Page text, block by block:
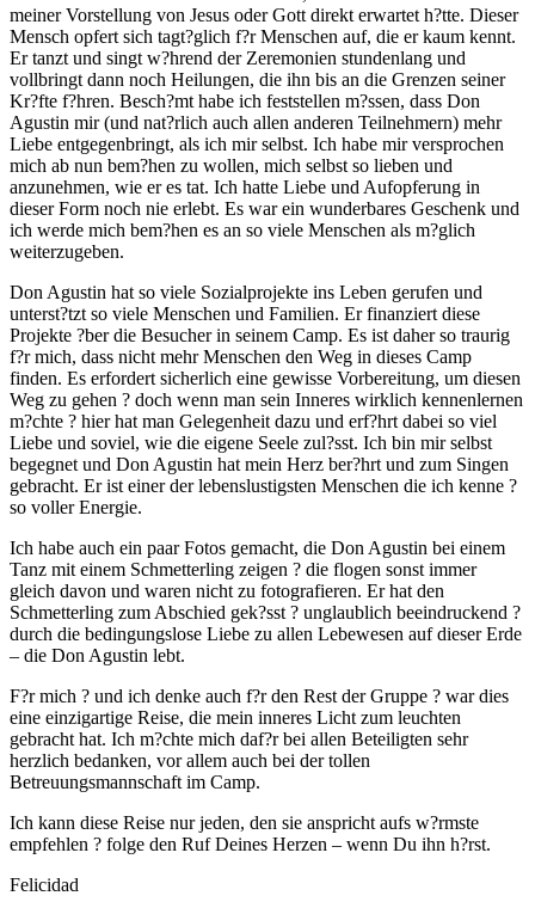
meiner Vorstellung von Jesus oder Gott direkt erwartet h?tte. Dieser
Mensch opfert sich tagt?glich f?r Menschen auf, die er kaum kennt.
Er tanzt und singt w?hrend der Zeremonien stundenlang und
vollbringt dann noch Heilungen, die ihn bis an die Grenzen seiner
Kr?fte f?hren. Besch?mt habe ich feststellen m?ssen, dass Don
Agustin mir (und nat?rlich auch allen anderen Teilnehmern) mehr
Liebe entgegenbringt, als ich mir selbst. Ich habe mir versprochen
mich ab nun bem?hen zu wollen, mich selbst so lieben und
anzunehmen, wie er es tat. Ich hatte Liebe und Aufopferung in
dieser Form noch nie erlebt. Es war ein wunderbares Geschenk und
ich werde mich bem?hen es an so viele Menschen als m?glich
weiterzugeben.
Don Agustin hat so viele Sozialprojekte ins Leben gerufen und
unterst?tzt so viele Menschen und Familien. Er finanziert diese
Projekte ?ber die Besucher in seinem Camp. Es ist daher so traurig
f?r mich, dass nicht mehr Menschen den Weg in dieses Camp
finden. Es erfordert sicherlich eine gewisse Vorbereitung, um diesen
Weg zu gehen ? doch wenn man sein Inneres wirklich kennenlernen
m?chte ? hier hat man Gelegenheit dazu und erf?hrt dabei so viel
Liebe und soviel, wie die eigene Seele zul?sst. Ich bin mir selbst
begegnet und Don Agustin hat mein Herz ber?hrt und zum Singen
gebracht. Er ist einer der lebenslustigsten Menschen die ich kenne ?
so voller Energie.
Ich habe auch ein paar Fotos gemacht, die Don Agustin bei einem
Tanz mit einem Schmetterling zeigen ? die flogen sonst immer
gleich davon und waren nicht zu fotografieren. Er hat den
Schmetterling zum Abschied gek?sst ? unglaublich beeindruckend ?
durch die bedingungslose Liebe zu allen Lebewesen auf dieser Erde
– die Don Agustin lebt.
F?r mich ? und ich denke auch f?r den Rest der Gruppe ? war dies
eine einzigartige Reise, die mein inneres Licht zum leuchten
gebracht hat. Ich m?chte mich daf?r bei allen Beteiligten sehr
herzlich bedanken, vor allem auch bei der tollen
Betreuungsmannschaft im Camp.
Ich kann diese Reise nur jeden, den sie anspricht aufs w?rmste
empfehlen ? folge den Ruf Deines Herzen – wenn Du ihn h?rst.
Felicidad